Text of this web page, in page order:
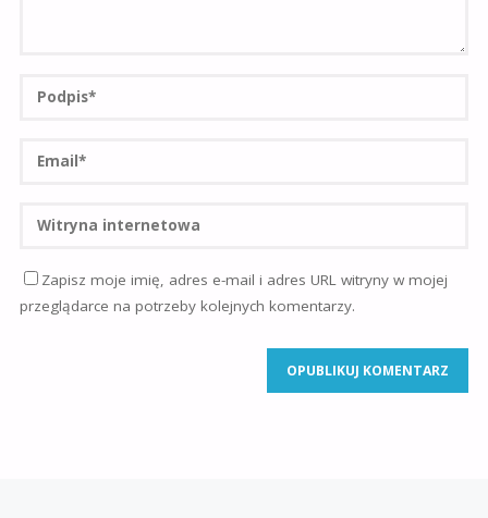
Zapisz moje imię, adres e-mail i adres URL witryny w mojej
przeglądarce na potrzeby kolejnych komentarzy.